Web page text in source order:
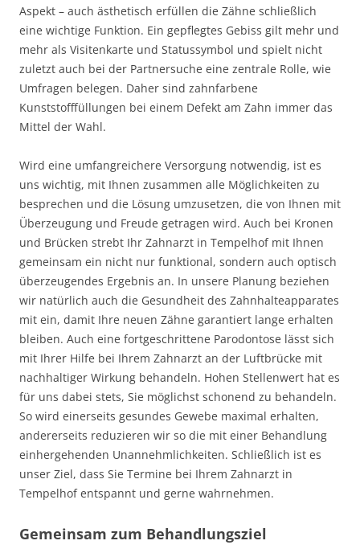
Aspekt – auch ästhetisch erfüllen die Zähne schließlich
eine wichtige Funktion. Ein gepflegtes Gebiss gilt mehr und
mehr als Visitenkarte und Statussymbol und spielt nicht
zuletzt auch bei der Partnersuche eine zentrale Rolle, wie
Umfragen belegen. Daher sind zahnfarbene
Kunststofffüllungen bei einem Defekt am Zahn immer das
Mittel der Wahl.
Wird eine umfangreichere Versorgung notwendig, ist es
uns wichtig, mit Ihnen zusammen alle Möglichkeiten zu
besprechen und die Lösung umzusetzen, die von Ihnen mit
Überzeugung und Freude getragen wird. Auch bei Kronen
und Brücken strebt Ihr Zahnarzt in Tempelhof mit Ihnen
gemeinsam ein nicht nur funktional, sondern auch optisch
überzeugendes Ergebnis an. In unsere Planung beziehen
wir natürlich auch die Gesundheit des Zahnhalteapparates
mit ein, damit Ihre neuen Zähne garantiert lange erhalten
bleiben. Auch eine fortgeschrittene Parodontose lässt sich
mit Ihrer Hilfe bei Ihrem Zahnarzt an der Luftbrücke mit
nachhaltiger Wirkung behandeln. Hohen Stellenwert hat es
für uns dabei stets, Sie möglichst schonend zu behandeln.
So wird einerseits gesundes Gewebe maximal erhalten,
andererseits reduzieren wir so die mit einer Behandlung
einhergehenden Unannehmlichkeiten. Schließlich ist es
unser Ziel, dass Sie Termine bei Ihrem Zahnarzt in
Tempelhof entspannt und gerne wahrnehmen.
Gemeinsam zum Behandlungsziel